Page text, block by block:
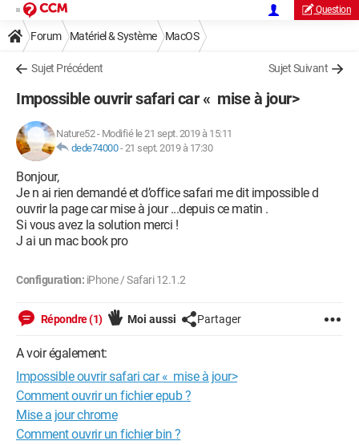
Question
Forum Matériel & Système MacOS
Sujet Précédent Sujet Suivant
Impossible ouvrir safari car « mise à jour>
Nature52- Modifié le 21 sept. 2019 à 15:11
dede74000-21 sept. 2019 à 17:30
Bonjour,
Je n ai rien demandé et d’office safari me dit impossible d
ouvrir la page car mise à jour ...depuis ce matin .
Si vous avez la solution merci !
J ai un mac book pro
Configuration: iPhone / Safari 12.1.2
Répondre (1) Moi aussi Partager
A voir également:
Impossible ouvrir safari car « mise à jour>
Comment ouvrir un fichier epub ?
Mise a jour chrome
Comment ouvrir un fichier bin ?